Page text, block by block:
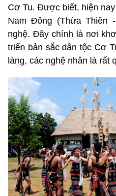
Cơ Tu. Được biết, hiện
Nam Đông (Thừa Thiên
nghệ. Đây chính là nơi
triển bản sắc dân tộc Cơ
làng, các nghệ nhân là rất